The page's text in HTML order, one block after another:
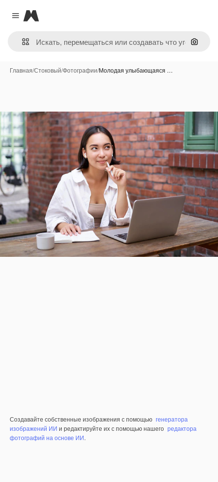
Close menu
Magnific
Поиск
Главная/Стоковый/Фотографии/Молодая улыбающаяся …
Создавайте собственные изображения с помощью генератора
изображений ИИ и редактируйте их с помощью нашего редактора
фотографий на основе ИИ.